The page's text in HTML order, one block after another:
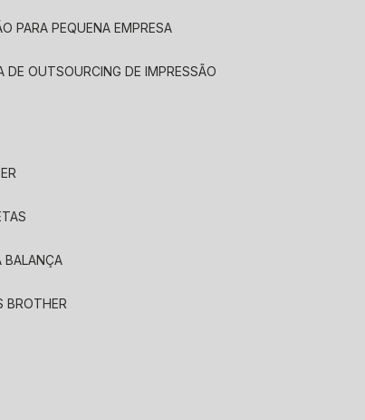
PARA PEQUENA EMPRESA
DE OUTSOURCING DE IMPRESSÃO
BALANÇA
BROTHER